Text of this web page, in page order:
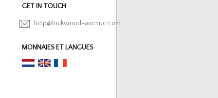
GET IN TOUCH
help@lockwood-avenue.com
MONNAIES ET LANGUES